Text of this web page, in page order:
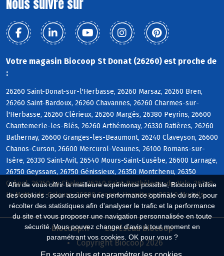
Afin de vous offrir la meilleure expérience possible, Biocoop utilise
des cookies : pour assurer une performance optimale du site, pour
récolter des statistiques afin d'analyser le trafic et la performance
du site et vous proposer une navigation personnalisée en toute
sécurité. Vous pouvez changer d'avis à tout moment en
paramétrant vos cookies. OK pour vous ?
Nous suivre sur
Votre magasin Biocoop St Donat (26260) est proche de
:
26260 Saint-Donat-sur-l'Herbasse, 26260 Marsaz, 26260 Bren,
26260 Saint-Bardoux, 26260 Chavannes, 26260 Charmes-sur-
l'Herbasse, 26260 Clérieux, 26260 Margès, 26380 Peyrins, 26600
Chantemerle-les-Blés, 26260 Arthémonay, 26330 Ratières, 26260
Bathernay, 26600 Granges-les-Beaumont, 26240 Claveyson, 26600
Chanos-Curson, 26600 Mercurol-Veaunes, 26100 Romans-sur-
Isère, 26330 Saint-Avit, 26540 Mours-Saint-Eusèbe, 26600 Larnage,
26750 Geyssans, 26750 Génissieux, 26350 Montchenu, 26350
Crépol, 26350 Le Chalon, 26240 Saint-Barthélemy-de-Vals, 26240
La Motte-de-Galaure, 26600 Crozes-Hermitage, 26240 Mureils
Biocoop.fr
Le réseau Biocoop
Copyright Biocoop 2026